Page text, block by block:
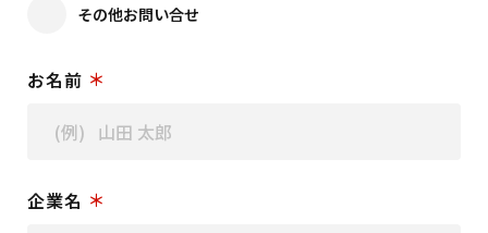
その他お問い合せ
お名前
企業名